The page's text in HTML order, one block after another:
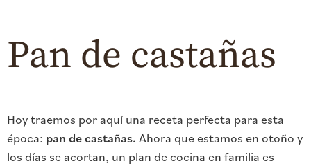
Pan de castañas
Hoy traemos por aquí una receta perfecta para esta
época: pan de castañas. Ahora que estamos en otoño y
los días se acortan, un plan de cocina en familia es